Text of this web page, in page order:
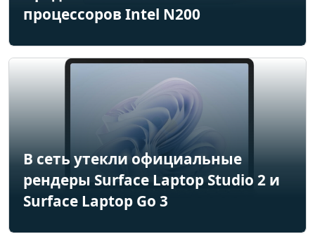
процессоров Intel N200
В сеть утекли официальные
рендеры Surface Laptop Studio 2 и
Surface Laptop Go 3